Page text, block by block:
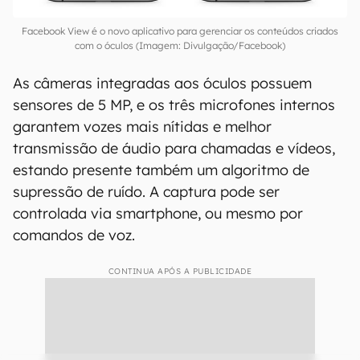
Facebook View é o novo aplicativo para gerenciar os conteúdos criados
com o óculos (Imagem: Divulgação/Facebook)
As câmeras integradas aos óculos possuem
sensores de 5 MP, e os três microfones internos
garantem vozes mais nítidas e melhor
transmissão de áudio para chamadas e vídeos,
estando presente também um algoritmo de
supressão de ruído. A captura pode ser
controlada via smartphone, ou mesmo por
comandos de voz.
CONTINUA APÓS A PUBLICIDADE